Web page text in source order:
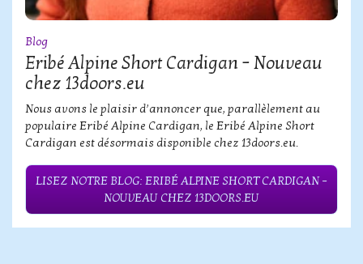
Blog
Eribé Alpine Short Cardigan – Nouveau
chez 13doors.eu
Nous avons le plaisir d’annoncer que, parallèlement au
populaire Eribé Alpine Cardigan, le Eribé Alpine Short
Cardigan est désormais disponible chez 13doors.eu.
LISEZ NOTRE BLOG: ERIBÉ ALPINE SHORT CARDIGAN –
NOUVEAU CHEZ 13DOORS.EU